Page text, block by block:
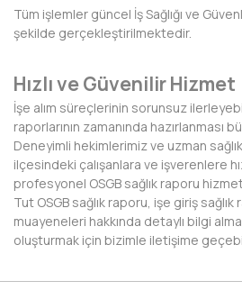
KONYA
MALATYA
MANİSA
MARDİN
MERSİN
Tüm işlemler güncel İş Sağlığı ve
şekilde gerçekleştirilmektedir.
Hızlı ve Güvenilir Hizmet
İşe alım süreçlerinin sorunsuz
raporlarının zamanında hazırlanması
Deneyimli hekimlerimiz ve uzman
ilçesindeki çalışanlara ve işverenlere
profesyonel OSGB sağlık raporu
Tut OSGB sağlık raporu, işe giriş
muayeneleri hakkında detaylı bilgi
oluşturmak için bizimle iletişime